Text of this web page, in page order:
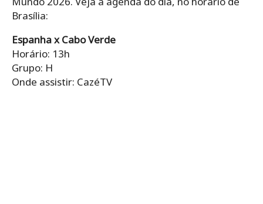
Brasília:
Espanha x Cabo Verde
Horário: 13h
Grupo: H
Onde assistir: CazéTV